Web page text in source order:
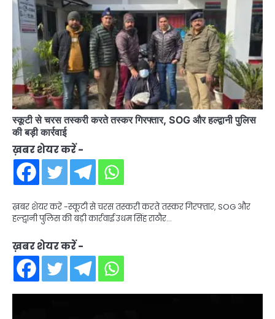
स्कूटी से चरस तस्करी करते तस्कर गिरफ्तार, SOG और हल्द्वानी पुलिस
की बड़ी कार्रवाई
ख़बर शेयर करें -
ख़बर शेयर करें -स्कूटी से चरस तस्करी करते तस्कर गिरफ्तार, SOG और
हल्द्वानी पुलिस की बड़ी कार्रवाई उधम सिंह राठौर…
ख़बर शेयर करें -